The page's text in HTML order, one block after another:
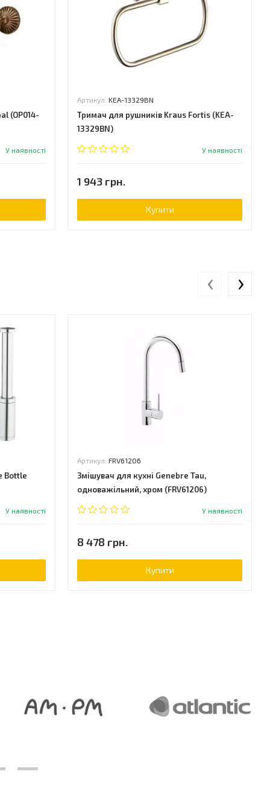
(OP014-
У наявності
Артикул: KEA-13329BN
Тримач для рушників Kraus Fortis (KEA-
13329BN)
У наявності
1 943 грн.
Купити
Bottle
У наявності
Артикул: FRV61206
Змішувач для кухні Genebre Tau,
одноважільний, хром (FRV61206)
У наявності
8 478 грн.
Купити
‹ ›